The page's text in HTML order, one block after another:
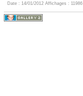
Date : 14/01/2012 Affichages : 11986